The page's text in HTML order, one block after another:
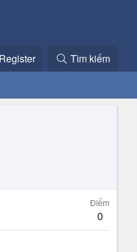
Register Tìm kiếm
Điểm
0